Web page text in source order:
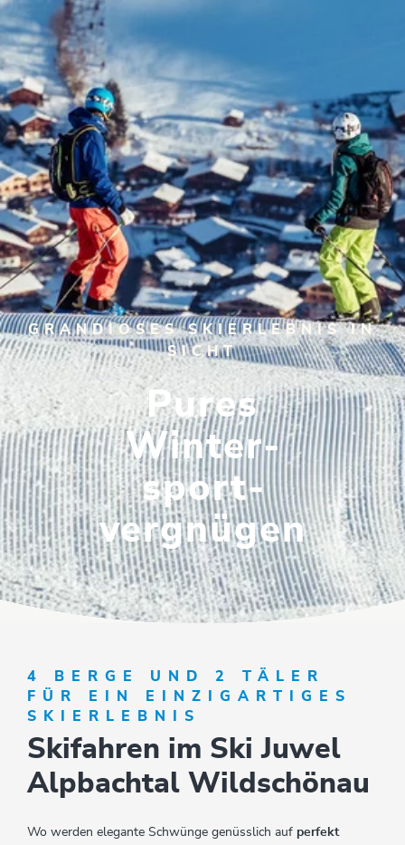
GRANDIOSES SKIERLEBNIS IN
SICHT
Pures
Winter­
sport­­
vergnügen
4 BERGE UND 2 TÄLER
FÜR EIN EINZIGARTIGES
SKIERLEBNIS
Skifahren im Ski Juwel
Alpbachtal Wildschönau
Wo werden elegante Schwünge genüsslich auf perfekt